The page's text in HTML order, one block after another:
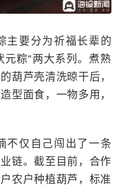
主要分为祈福长辈的
元粽”两大系列。煮熟
葫芦壳清洗晾干后，
型面食，一物多用，
不仅自己闯出了一条
链。截至目前，合作
农户种植葫芦，标准